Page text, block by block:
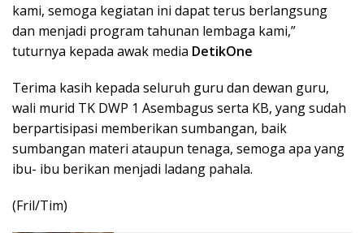
kami, semoga kegiatan ini dapat terus berlangsung
dan menjadi program tahunan lembaga kami,”
tuturnya kepada awak media DetikOne
Terima kasih kepada seluruh guru dan dewan guru,
wali murid TK DWP 1 Asembagus serta KB, yang sudah
berpartisipasi memberikan sumbangan, baik
sumbangan materi ataupun tenaga, semoga apa yang
ibu- ibu berikan menjadi ladang pahala.
(Fril/Tim)